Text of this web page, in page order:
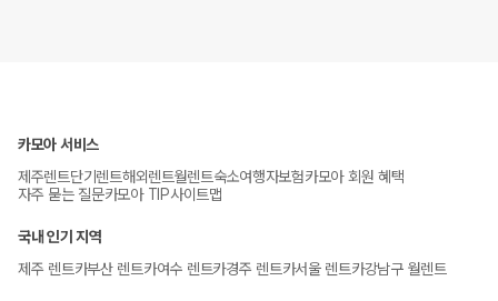
카모아 서비스
제주렌트단기렌트해외렌트월렌트숙소여행자보험카모아 회원 혜택
자주 묻는 질문카모아 TIP사이트맵
국내 인기 지역
제주 렌트카부산 렌트카여수 렌트카경주 렌트카서울 렌트카강남구 월렌트